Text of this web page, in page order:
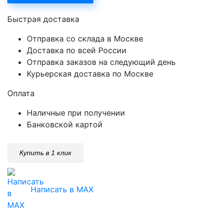
Быстрая доставка
Отправка со склада в Москве
Доставка по всей России
Отправка заказов на следующий день
Курьерская доставка по Москве
Оплата
Наличные при получении
Банковской картой
Купить в 1 клик
Написать в MAX